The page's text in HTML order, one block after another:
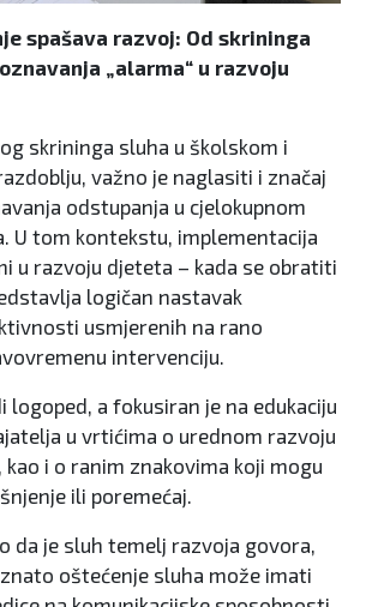
spašava razvoj: Od skrininga
„alarma“ u razvoju
skrininga sluha u školskom i
važno je naglasiti i značaj
odstupanja u cjelokupnom
U tom kontekstu, implementacija
u razvoju djeteta – kada se obratiti
logičan nastavak
usmjerenih na rano
intervenciju.
logoped, a fokusiran je na edukaciju
u vrtićima o urednom razvoju
kao i o ranim znakovima koji mogu
ili poremećaj.
da je sluh temelj razvoja govora,
oštećenje sluha može imati